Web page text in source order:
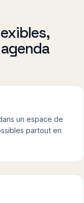
un espace de
partout en